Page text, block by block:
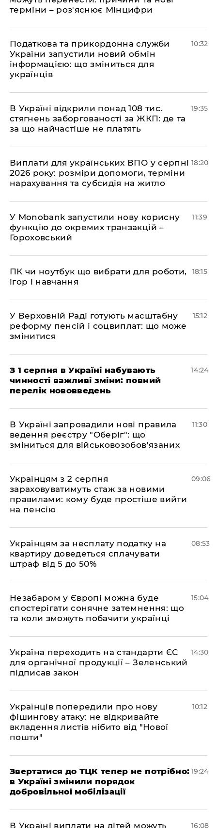
терміни – роз'яснює Мінцифри
Податкова та прикордонна служби
України запустили новий обмін
інформацією: що зміниться для
українців
10:32
В Україні відкрили понад 108 тис.
стягнень заборгованості за ЖКП: де та
за що найчастіше не платять
19:35
Виплати для українських ВПО у серпні
2026 року: розміри допомоги, терміни
нарахування та субсидія на житло
18:20
У Мonobank запустили нову корисну
функцію до окремих транзакцій –
Гороховський
11:39
ПК чи ноутбук що вибрати для роботи,
ігор і навчання
18:15
У Верховній Раді готують масштабну
реформу пенсій і соцвиплат: що може
змінитися
15:12
З 1 серпня в Україні набувають
чинності важливі зміни: повний
перелік нововведень
14:24
В Україні запровадили нові правила
ведення реєстру "Оберіг": що
зміниться для військовозобов'язаних
11:30
Українцям з 2 серпня
зараховуватимуть стаж за новими
правилами: кому буде простіше вийти
на пенсію
09:06
Українцям за несплату податку на
квартиру доведеться сплачувати
штраф від 5 до 50%
08:53
​Незабаром у Європі можна буде
спостерігати сонячне затемнення: що
та коли зможуть побачити українці
15:04
​Україна переходить на стандарти ЄС
для органічної продукції – Зеленський
підписав закон
14:30
Українців попередили про нову
фішингову атаку: не відкривайте
вкладення листів нібито від "Нової
пошти"
10:12
​Звертатися до ТЦК тепер не потрібно:
в Україні змінили порядок
добровільної мобілізації
19:24
В Україні виплати на дітей можуть
16:08